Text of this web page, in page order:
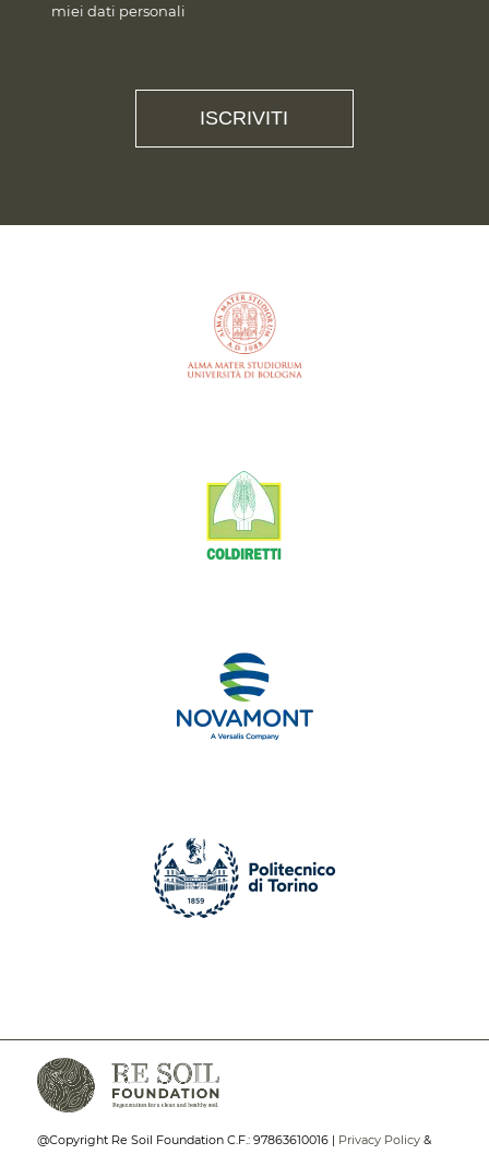
miei dati personali
@Copyright Re Soil Foundation C.F.: 97863610016 | Privacy Policy&